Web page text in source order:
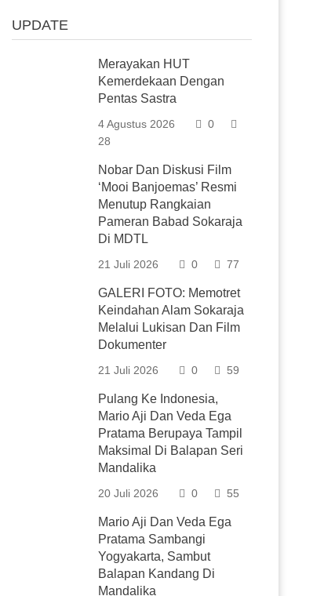
UPDATE
Merayakan HUT
Kemerdekaan Dengan
Pentas Sastra
4 Agustus 2026
0
28
Nobar Dan Diskusi Film
‘Mooi Banjoemas’ Resmi
Menutup Rangkaian
Pameran Babad Sokaraja
Di MDTL
21 Juli 2026 0 77
GALERI FOTO: Memotret
Keindahan Alam Sokaraja
Melalui Lukisan Dan Film
Dokumenter
21 Juli 2026 0 59
Pulang Ke Indonesia,
Mario Aji Dan Veda Ega
Pratama Berupaya Tampil
Maksimal Di Balapan Seri
Mandalika
20 Juli 2026 0 55
Mario Aji Dan Veda Ega
Pratama Sambangi
Yogyakarta, Sambut
Balapan Kandang Di
Mandalika